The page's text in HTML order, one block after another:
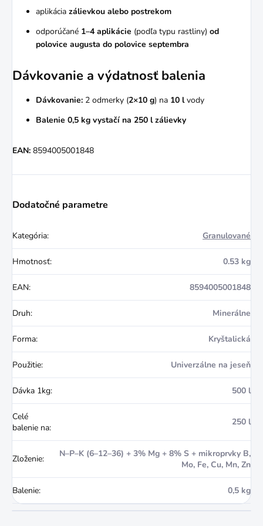
aplikácia zálievkou alebo postrekom
odporúčané 1–4 aplikácie (podľa typu rastliny) od
polovice augusta do polovice septembra
Dávkovanie a výdatnosť balenia
Dávkovanie: 2 odmerky (2×10 g) na 10 lvody
Balenie 0,5 kg vystačí na 250 l zálievky
EAN: 8594005001848
Dodatočné parametre
Kategória: Granulované
Hmotnosť: 0.53 kg
EAN: 8594005001848
Druh: Minerálne
Forma: Kryštalická
Použitie: Univerzálne na jeseň
Dávka 1kg: 500 l
Celé
balenie na:
250 l
Zloženie:
N–P–K (6–12–36) + 3% Mg + 8% S + mikroprvky B,
Mo, Fe, Cu, Mn, Zn
Balenie: 0,5 kg